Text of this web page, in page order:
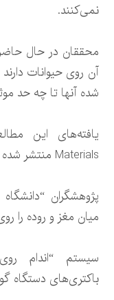
نمی‌کنند.
محققان در حال
آن روی حیوانات
شده آنها تا چه حد
Materials منتشر شده است.
پژوهشگران
میان مغز و روده را
سیستم “اندام
باکتری‌های دستگاه